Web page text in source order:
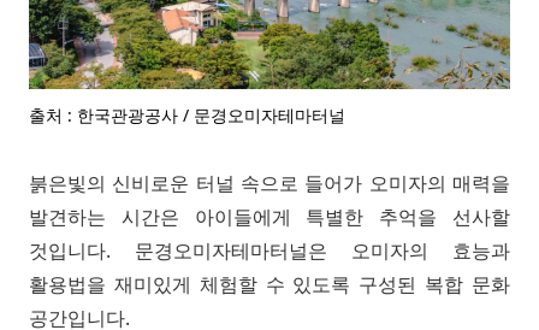
출처 : 한국관광공사 / 문경오미자테마터널
붉은빛의 신비로운 터널 속으로 들어가 오미자의 매력을
발견하는 시간은 아이들에게 특별한 추억을 선사할
것입니다. 문경오미자테마터널은 오미자의 효능과
활용법을 재미있게 체험할 수 있도록 구성된 복합 문화
공간입니다.